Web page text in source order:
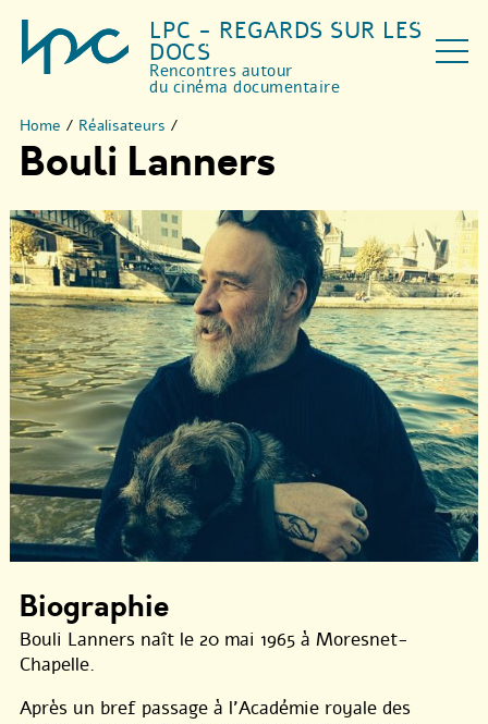
LPC - REGARDS SUR LES
DOCS
Rencontres autour
du cinéma documentaire
Home / Réalisateurs /
Bouli Lanners
Biographie
Bouli Lanners naît le 20 mai 1965 à Moresnet-
Chapelle.
Après un bref passage à l’Académie royale des